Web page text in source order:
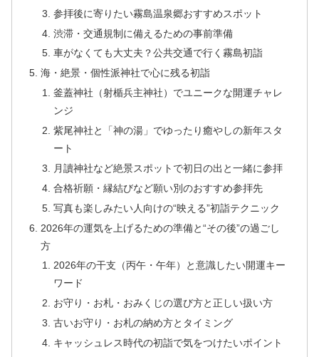
参拝後に寄りたい霧島温泉郷おすすめスポット
渋滞・交通規制に備えるための事前準備
車がなくても大丈夫？公共交通で行く霧島初詣
海・絶景・個性派神社で心に残る初詣
釜蓋神社（射楯兵主神社）でユニークな開運チャレ
ンジ
紫尾神社と「神の湯」でゆったり癒やしの新年スタ
ート
月讀神社など絶景スポットで初日の出と一緒に参拝
合格祈願・縁結びなど願い別のおすすめ参拝先
写真も楽しみたい人向けの“映える”初詣テクニック
2026年の運気を上げるための準備と“その後”の過ごし
方
2026年の干支（丙午・午年）と意識したい開運キー
ワード
お守り・お札・おみくじの選び方と正しい扱い方
古いお守り・お札の納め方とタイミング
キャッシュレス時代の初詣で気をつけたいポイント